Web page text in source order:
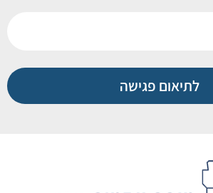
לתיאום פגישה